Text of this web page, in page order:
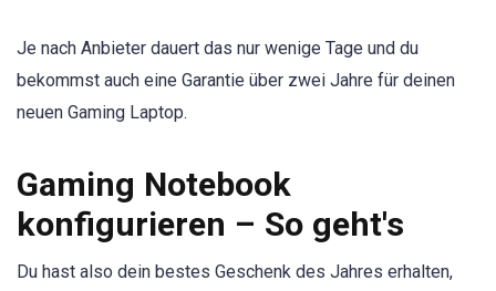
Je nach Anbieter dauert das nur wenige Tage und du
bekommst auch eine Garantie über zwei Jahre für deinen
neuen Gaming Laptop.
Gaming Notebook
konfigurieren – So geht's
Du hast also dein bestes Geschenk des Jahres erhalten,